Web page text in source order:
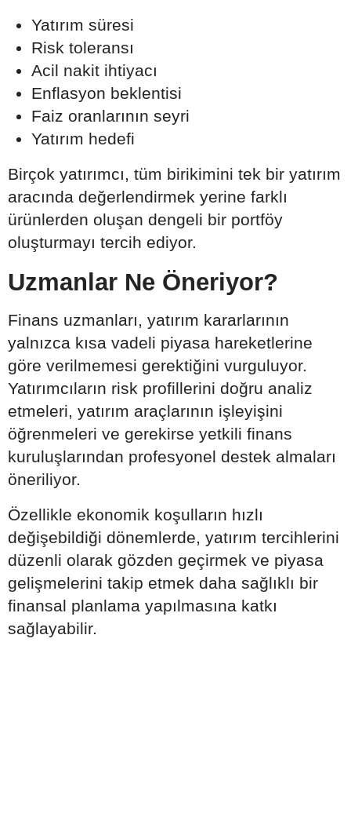
Yatırım süresi
Risk toleransı
Acil nakit ihtiyacı
Enflasyon beklentisi
Faiz oranlarının seyri
Yatırım hedefi
Birçok yatırımcı, tüm birikimini tek bir yatırım
aracında değerlendirmek yerine farklı
ürünlerden oluşan dengeli bir portföy
oluşturmayı tercih ediyor.
Uzmanlar Ne Öneriyor?
Finans uzmanları, yatırım kararlarının
yalnızca kısa vadeli piyasa hareketlerine
göre verilmemesi gerektiğini vurguluyor.
Yatırımcıların risk profillerini doğru analiz
etmeleri, yatırım araçlarının işleyişini
öğrenmeleri ve gerekirse yetkili finans
kuruluşlarından profesyonel destek almaları
öneriliyor.
Özellikle ekonomik koşulların hızlı
değişebildiği dönemlerde, yatırım tercihlerini
düzenli olarak gözden geçirmek ve piyasa
gelişmelerini takip etmek daha sağlıklı bir
finansal planlama yapılmasına katkı
sağlayabilir.